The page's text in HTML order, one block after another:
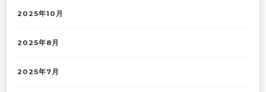
2025年10月
2025年8月
2025年7月